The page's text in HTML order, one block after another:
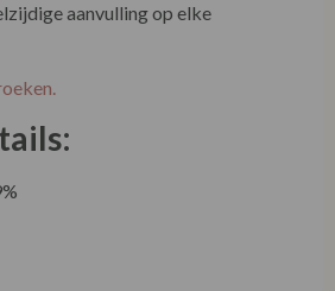
aanvulling op elke
FAIRTRADE katoen, 20%
1% elastaan
pasvorm